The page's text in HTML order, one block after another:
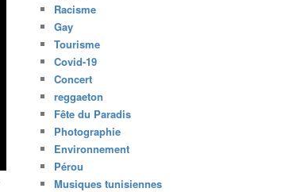
Racisme
Gay
Tourisme
Covid-19
Concert
reggaeton
Fête du Paradis
Photographie
Environnement
Pérou
Musiques tunisiennes